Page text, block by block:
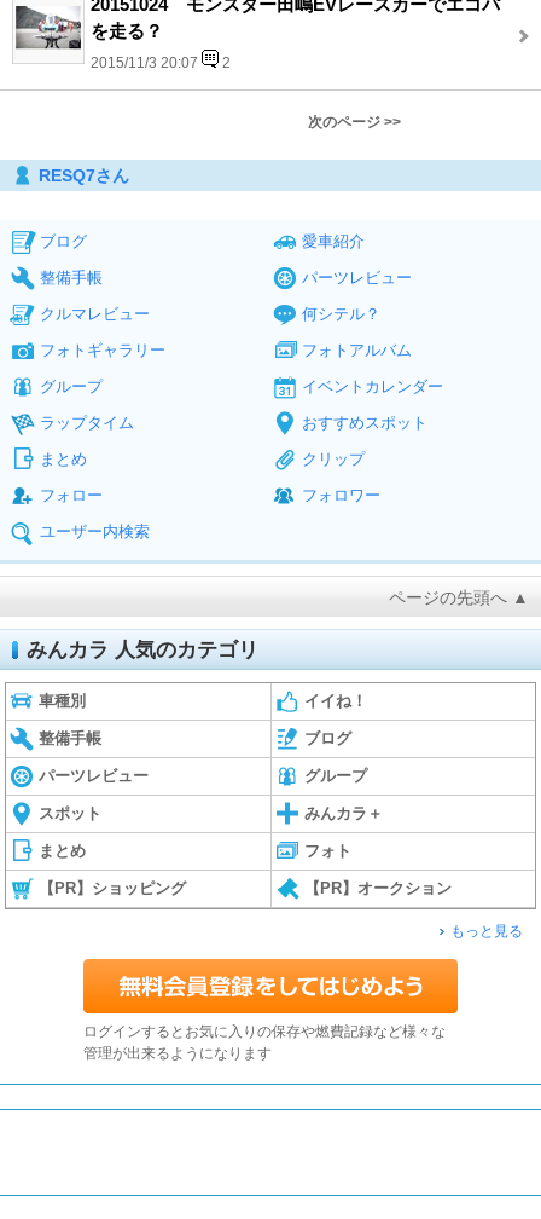
20151024 モンスター田嶋EVレースカーでエコパ
を走る？
2015/11/3 20:07 2
次のページ >>
RESQ7さん
ブログ
愛車紹介
整備手帳
パーツレビュー
クルマレビュー
何シテル？
フォトギャラリー
フォトアルバム
グループ
イベントカレンダー
ラップタイム
おすすめスポット
まとめ
クリップ
フォロー
フォロワー
ユーザー内検索
ページの先頭へ ▲
みんカラ 人気のカテゴリ
車種別 イイね！
整備手帳 ブログ
パーツレビュー グループ
スポット みんカラ＋
まとめ フォト
【PR】ショッピング 【PR】オークション
もっと見る
ログインするとお気に入りの保存や燃費記録など様々な
管理が出来るようになります